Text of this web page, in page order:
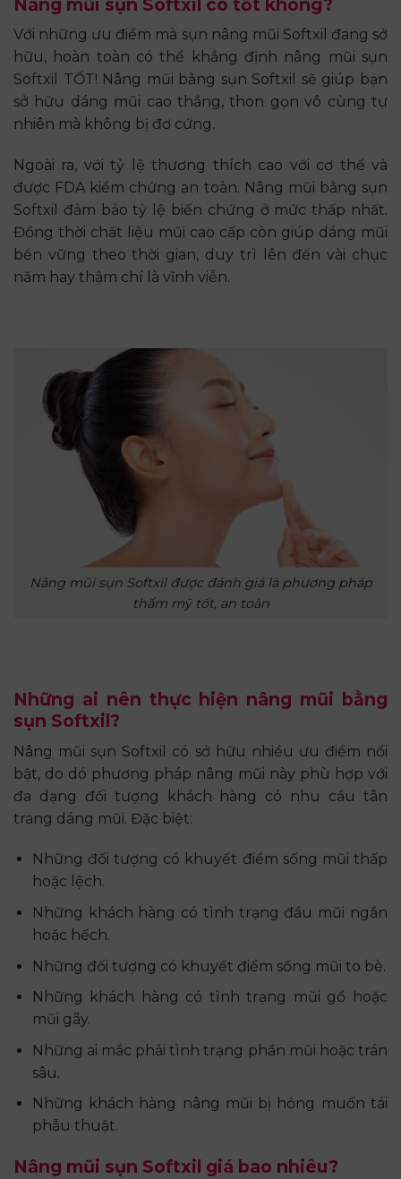
Nâng mũi sụn Softxil có tốt không?
Với những ưu điểm mà sụn nâng mũi Softxil đang sở
hữu, hoàn toàn có thể khẳng định nâng mũi sụn
Softxil TỐT! Nâng mũi bằng sụn Softxil sẽ giúp bạn
sở hữu dáng mũi cao thẳng, thon gọn vô cùng tự
nhiên mà không bị đơ cứng.
Ngoài ra, với tỷ lệ thương thích cao với cơ thể và
được FDA kiểm chứng an toàn. Nâng mũi bằng sụn
Softxil đảm bảo tỷ lệ biến chứng ở mức thấp nhất.
Đồng thời chất liệu mũi cao cấp còn giúp dáng mũi
bền vững theo thời gian, duy trì lên đến vài chục
năm hay thậm chí là vĩnh viễn.
Nâng mũi sụn Softxil được đánh giá là phương pháp
thẩm mỹ tốt, an toàn
Những ai nên thực hiện nâng mũi bằng
sụn Softxil?
Nâng mũi sụn Softxil có sở hữu nhiều ưu điểm nổi
bật, do dó phương pháp nâng mũi này phù hợp với
đa dạng đối tượng khách hàng có nhu cầu tân
trang dáng mũi. Đặc biệt:
Những đối tượng có khuyết điểm sống mũi thấp
hoặc lệch.
Những khách hàng có tình trạng đầu mũi ngắn
hoặc hếch.
Những đối tượng có khuyết điểm sống mũi to bè.
Những khách hàng có tình trạng mũi gồ hoặc
mũi gãy.
Những ai mắc phải tình trạng phần mũi hoặc trán
sâu.
Những khách hàng nâng mũi bị hỏng muốn tái
phẫu thuật.
Nâng mũi sụn Softxil giá bao nhiêu?